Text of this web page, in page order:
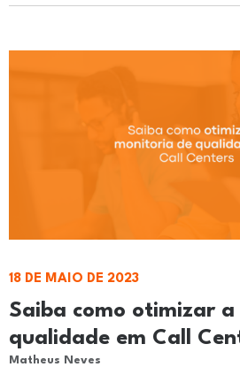
Saiba como otimizar
qualidade em Call
Matheus Neves
18 DE MAIO DE 2023